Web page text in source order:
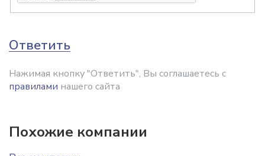
Ответить
Нажимая кнопку "Ответить", Вы соглашаетесь с
правилами нашего сайта
Похожие компании